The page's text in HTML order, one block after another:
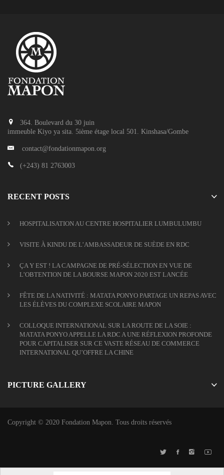
364. Boulevard du 30 juin
immeuble Kiyo ya sita. 5ième étage local 501. Kinshasa/Gombe
contact@fondationmapon.org
(+243) 81 2763003
RECENT POSTS
HOSPITALISATION AU CENTRE HOSPITALIER LUMBULUMBU
VISITE À KINDU DE L’AMBASSADEUR DE SUÈDE EN RDC
ÇA Y EST ! LA CAMPAGNE DE PRÉ-SÉLECTION EN VUE DE
L’OBTENTION DE LA BOURSE MAPON 2020 EST LANCÉE
FÊTE DE LA NATIVITÉ : MATATA PONYO PARTAGE UN REPAS AVEC
LES ÉLÈVES DU COMPLEXE SCOLAIRE MAPON
COLLOQUE INTERNATIONAL SUR LA ROUTE DE LA SOIE :
MATATA PONYO APPELLE LA RDC A UNE RÉFLEXION PROFONDE
POUR CAPITALISER SUR CE VASTE RÉSEAU DE COMMERCE
INTERNATIONAL QU’OFFRE LA CHINE
PICTURE GALLERY
Copyright © 2020 Fondation Mapon. Tous droits réservés